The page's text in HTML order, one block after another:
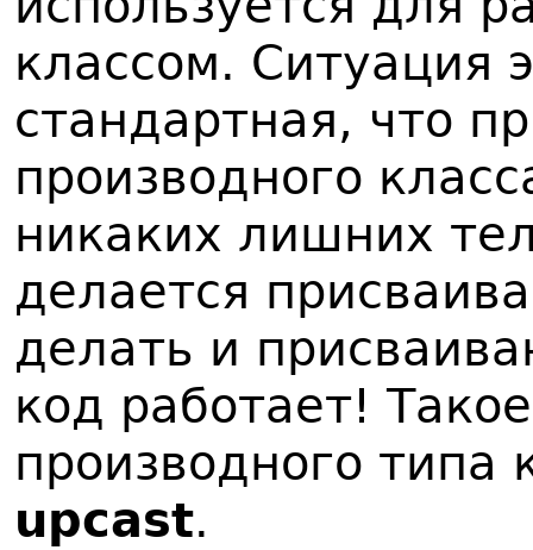
классом. Ситуация
стандартная, что
производного
никаких лишних
делается
делать и
код работает!
производного типа
upcast.